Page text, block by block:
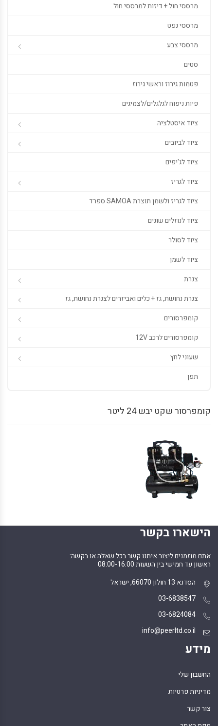
מרססי חול + דיזות למרססי חול
מרססי נפט
מרססי צבע
סטים
פטמות גירוז וראשי גירוז
פיות ניפוח לגלגלים/לצמיגים
ציוד איסטלציה
ציוד לביובים
ציוד לג'יפים
ציוד לגריז
ציוד לגריז ולשמן תוצרת SAMOA ספרד
ציוד לנוזלים שונים
ציוד לסולר
ציוד לשמן
צנרת
צנרת נחושת, גז + כלים ואביזרים לצנרת נחושת, גז
קומפרסורים
קומפרסורים לרכב 12V
שעוני לחץ
תפן
קומפרסור שקט יבש 24 ליטר
הישארו בקשר
אתם מוזמנים ליצור איתנו קשר בכל שאלה או בקשה:
ראשון עד חמישי בין השעות 08:00-16:00
הסדנא 13 חולון 66070, ישראל
03-6838547
03-6824084
info@peerltd.co.il
מידע
החשבון שלי
מדיניות פרטיות
צור קשר